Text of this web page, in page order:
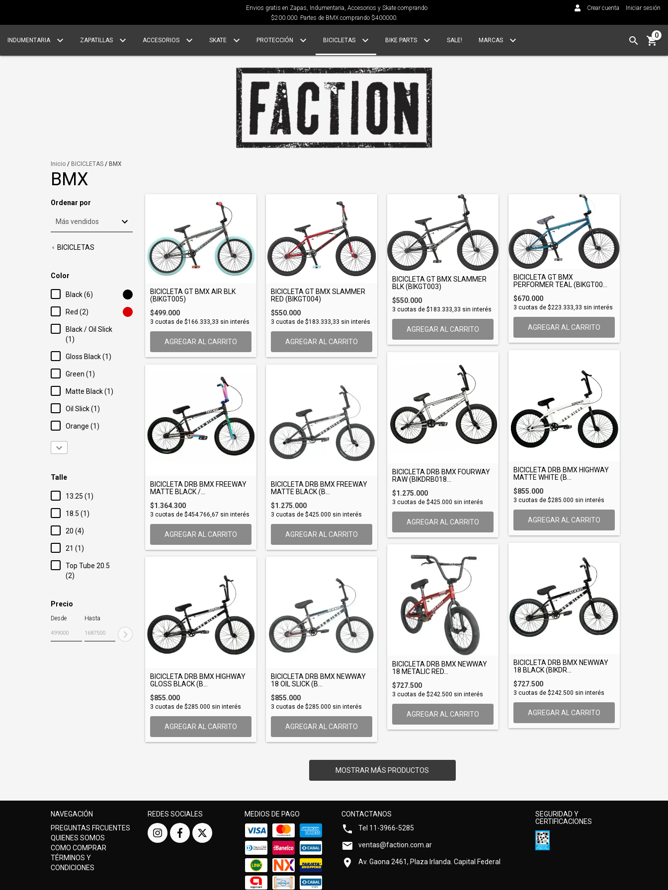
Envios gratis en Zapas, Indumentaria, Accesorios y Skate comprando
$200.000. Partes de BMX comprando $400000.
Crear cuenta Iniciar sesión
INDUMENTARIA ZAPATILLAS ACCESORIOS SKATE PROTECCIÓN BICICLETAS BIKE PARTS SALE! MARCAS
0
Inicio / BICICLETAS / BMX
BMX
Ordenar por
BICICLETAS
Color
Black (6)
Red (2)
Black / Oil Slick
(1)
Gloss Black (1)
Green (1)
Matte Black (1)
Oil Slick (1)
Orange (1)
Talle
13.25 (1)
18.5 (1)
20 (4)
21 (1)
Top Tube 20.5
(2)
Precio
Desde Hasta
BICICLETA GT BMX AIR BLK
(BIKGT005)
$499.000
3 cuotas de $166.333,33 sin interés
AGREGAR AL CARRITO
BICICLETA GT BMX SLAMMER
RED (BIKGT004)
$550.000
3 cuotas de $183.333,33 sin interés
AGREGAR AL CARRITO
BICICLETA GT BMX SLAMMER
BLK (BIKGT003)
$550.000
3 cuotas de $183.333,33 sin interés
AGREGAR AL CARRITO
BICICLETA GT BMX
PERFORMER TEAL (BIKGT00...
$670.000
3 cuotas de $223.333,33 sin interés
AGREGAR AL CARRITO
BICICLETA DRB BMX FREEWAY
MATTE BLACK /...
$1.364.300
3 cuotas de $454.766,67 sin interés
AGREGAR AL CARRITO
BICICLETA DRB BMX FREEWAY
MATTE BLACK (B...
$1.275.000
3 cuotas de $425.000 sin interés
AGREGAR AL CARRITO
BICICLETA DRB BMX FOURWAY
RAW (BIKDRB018...
$1.275.000
3 cuotas de $425.000 sin interés
AGREGAR AL CARRITO
BICICLETA DRB BMX HIGHWAY
MATTE WHITE (B...
$855.000
3 cuotas de $285.000 sin interés
AGREGAR AL CARRITO
BICICLETA DRB BMX HIGHWAY
GLOSS BLACK (B...
$855.000
3 cuotas de $285.000 sin interés
AGREGAR AL CARRITO
BICICLETA DRB BMX NEWWAY
18 OIL SLICK (B...
$855.000
3 cuotas de $285.000 sin interés
AGREGAR AL CARRITO
BICICLETA DRB BMX NEWWAY
18 METALIC RED...
$727.500
3 cuotas de $242.500 sin interés
AGREGAR AL CARRITO
BICICLETA DRB BMX NEWWAY
18 BLACK (BIKDR...
$727.500
3 cuotas de $242.500 sin interés
AGREGAR AL CARRITO
MOSTRAR MÁS PRODUCTOS
NAVEGACIÓN
PREGUNTAS FRCUENTES
QUIENES SOMOS
COMO COMPRAR
TÉRMINOS Y
CONDICIONES
REDES SOCIALES MEDIOS DE PAGO
CONTACTANOS
Tel 11-3966-5285
ventas@faction.com.ar
Av. Gaona 2461, Plaza Irlanda. Capital Federal
SEGURIDAD Y
CERTIFICACIONES